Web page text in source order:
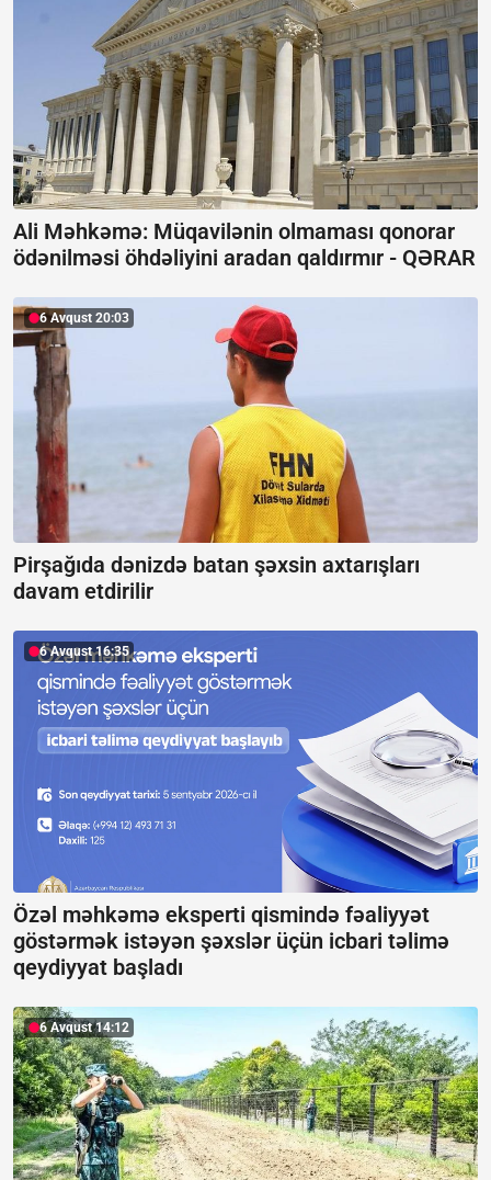
Ali Məhkəmə: Müqavilənin olmaması qonorar
ödənilməsi öhdəliyini aradan qaldırmır - QƏRAR
6 Avqust 20:03
Pirşağıda dənizdə batan şəxsin axtarışları
davam etdirilir
6 Avqust 16:35
Özəl məhkəmə eksperti qismində fəaliyyət
göstərmək istəyən şəxslər üçün icbari təlimə
qeydiyyat başladı
6 Avqust 14:12